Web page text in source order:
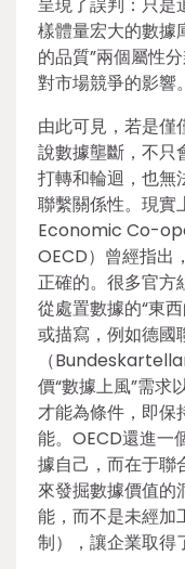
樣體量宏大的數據
的品質”兩個屬性
對市場競爭的影響。
由此可見，若是僅
說數據壟斷，不只
打轉和輪迴，也無
聯繫關係性。現
Economic Co-
OECD）曾經指出
正確的。很多官方
從處置數據的“東
或描寫，例如德國
（
價“數據上風”需求
才能為條件，即保
能。OECD還進一
據自己，而在于聯
來發掘數據價值的
能，而不是未經加
制），讓企業取得